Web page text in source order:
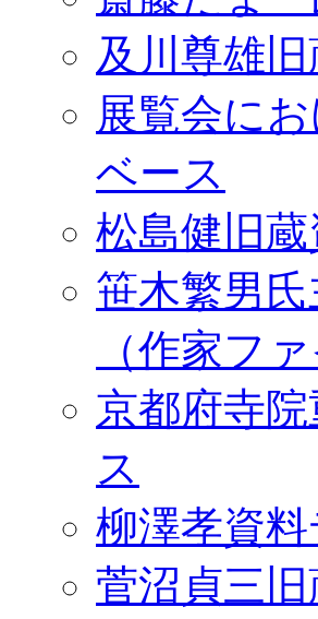
及川尊雄
展覧会に
ベース
松島健旧蔵
笹木繁男
（作家ファ
京都府寺
ス
柳澤孝資
菅沼貞三